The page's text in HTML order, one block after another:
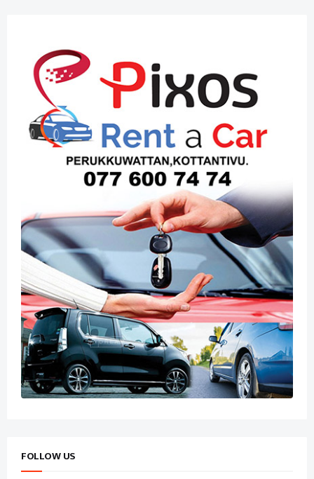
FOLLOW US